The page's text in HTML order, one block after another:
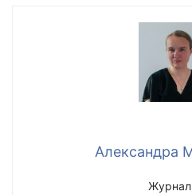
Александра